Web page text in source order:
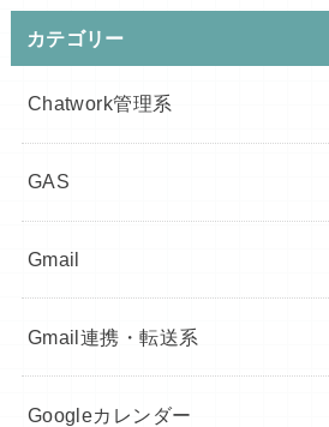
カテゴリー
Chatwork管理系
GAS
Gmail
Gmail連携・転送系
Googleカレンダー